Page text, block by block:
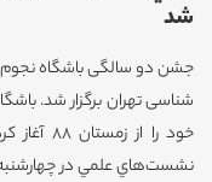
شد
جشن دو سالگی باشگاه نجوم
شناسی تهران برگزار شد.
نشست‌هاي علمي در